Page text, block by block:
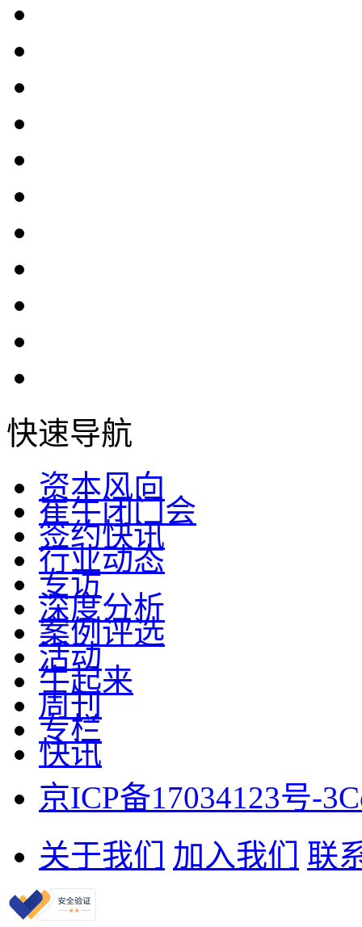
快速导航
资本风向
崔牛闭门会
签约快讯
行业动态
专访
深度分析
案例评选
活动
牛起来
周刊
专栏
快讯
京ICP备17034123号-3
关于我们
加入我们 联